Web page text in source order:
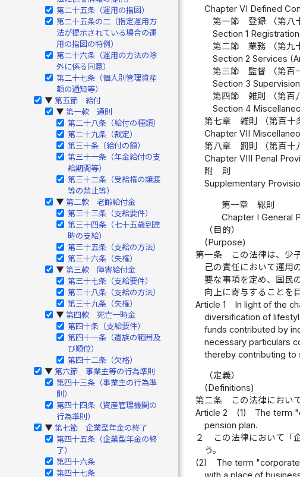
第二十五条（運用の指図）
第二十五条の二（指定運用方
法が提示されている場合の運
用の指図の特例）
第二十六条（運用の方法の除
外に係る同意）
第二十七条（個人別管理資産
額の通知等）
▶ 第五節 給付
▶ 第一款 通則
第二十八条（給付の種類）
第二十九条（裁定）
第三十条（給付の額）
第三十一条（年金給付の支
給期間等）
第三十二条（受給権の譲渡
等の禁止等）
▶ 第二款 老齢給付金
第三十三条（支給要件）
第三十四条（七十五歳到達
時の支給）
第三十五条（支給の方法）
第三十六条（失権）
▶ 第三款 障害給付金
第三十七条（支給要件）
第三十八条（支給の方法）
第三十九条（失権）
▶ 第四款 死亡一時金
第四十条（支給要件）
第四十一条（遺族の範囲及
び順位）
第四十二条（欠格）
▶ 第六節 事業主等の行為準則
第四十三条（事業主の行為準
則）
第四十四条（資産管理機関の
行為準則）
▶ 第七節 企業型年金の終了
第四十五条（企業型年金の終
了）
第四十六条
第四十七条
Chapter VI Defined
第一節 登録 （第八
Section 1
第二節 業務 （第九
Section 2 Services
第三節 監督 （第百
Section 3
第四節 雑則 （第百
Section 4
第七章 雑則 （第百十
Chapter VII
第八章 罰則 （第百十
Chapter VIII Penal
附 則
Supplementary
第一章 総則
Chapter I General
（目的）
(Purpose)
第一条
この法律は、少
己の責任において運用
要な事項を定め、国民
向上に寄与することを
Article 1
In light of the
diversification of
funds contributed by
necessary particulars
thereby contributing to
（定義）
(Definitions)
第二条
この法律におい
Article 2
(1)
The term
pension plan.
２
この法律において「
う。
(2)
The term